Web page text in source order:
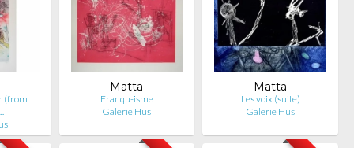
(from
Matta
Franqu-isme
Galerie Hus
Matta
Les voix (suite)
Galerie Hus